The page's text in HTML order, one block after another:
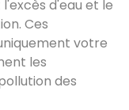
d'eau et le
Ces
votre
les
des